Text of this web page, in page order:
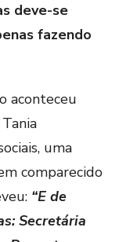
deve-se
fazendo
aconteceu
uma
comparecido
“E de
Secretária